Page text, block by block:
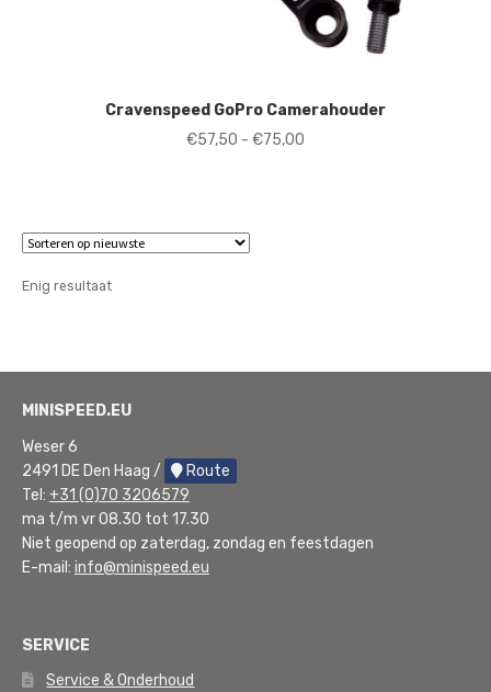
Cravenspeed GoPro Camerahouder
€57,50 - €75,00
Enig resultaat
MINISPEED.EU
Weser 6
2491 DE Den Haag /
Route
Tel: +31 (0)70 3206579
ma t/m vr 08.30 tot 17.30
Niet geopend op zaterdag, zondag en feestdagen
E-mail: info@minispeed.eu
SERVICE
Service & Onderhoud